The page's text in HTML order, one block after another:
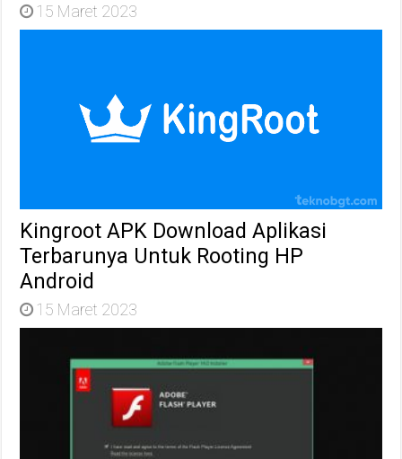
15 Maret 2023
Kingroot APK Download Aplikasi
Terbarunya Untuk Rooting HP
Android
15 Maret 2023